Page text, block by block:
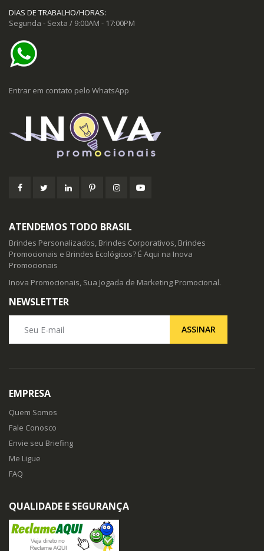
DIAS DE TRABALHO/HORAS:
Segunda - Sexta / 9:00AM - 17:00PM
Entrar em contato pelo WhatsApp
ATENDEMOS TODO BRASIL
Brindes Personalizados, Brindes Corporativos, Brindes
Promocionais e Brindes Ecológicos? É Aqui na Inova
Promocionais
Inova Promocionais, Sua Jogada de Marketing Promocional.
NEWSLETTER
ASSINAR
EMPRESA
Quem Somos
Fale Conosco
Envie seu Briefing
Me Ligue
FAQ
QUALIDADE E SEGURANÇA